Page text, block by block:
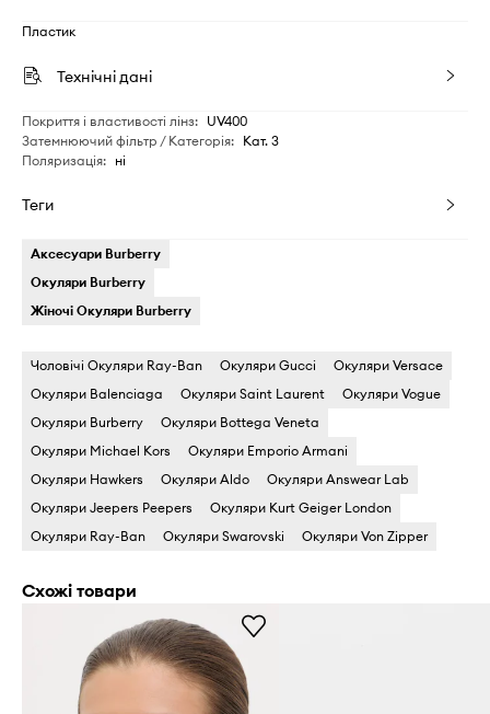
Пластик
Технічні дані
Покриття і властивості лінз: UV400
Затемнюючий фільтр / Категорія: Кат. 3
Поляризація: ні
Теги
Аксесуари Burberry
Окуляри Burberry
Жіночі Окуляри Burberry
Чоловічі Окуляри Ray-Ban Окуляри Gucci
Окуляри Versace
Окуляри Balenciaga
Окуляри Saint Laurent
Окуляри Vogue
Окуляри Burberry
Окуляри Bottega Veneta
Окуляри Michael Kors
Окуляри Emporio Armani
Окуляри Hawkers
Окуляри Aldo
Окуляри Answear Lab
Окуляри Jeepers Peepers
Окуляри Kurt Geiger London
Окуляри Ray-Ban
Окуляри Swarovski Окуляри Von Zipper
Схожі товари